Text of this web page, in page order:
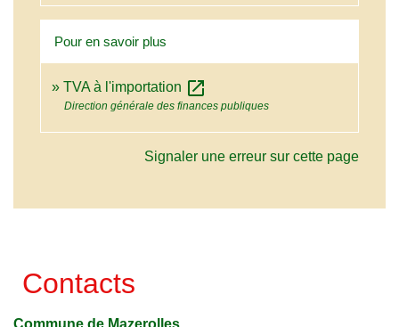
Pour en savoir plus
TVA à l'importation open_in_new
Direction générale des finances publiques
Signaler une erreur sur cette page
Contacts
Commune de Mazerolles